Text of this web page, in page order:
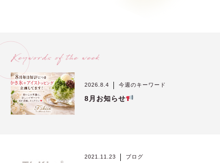
コスメティックサイト
2026.8.4 今週のキーワード
8月お知らせ
2021.11.23 ブログ